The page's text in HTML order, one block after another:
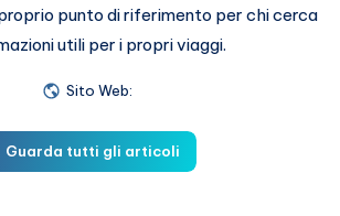
punto di riferimento per chi cerca
utili per i propri viaggi.
Sito Web:
Guarda tutti gli articoli